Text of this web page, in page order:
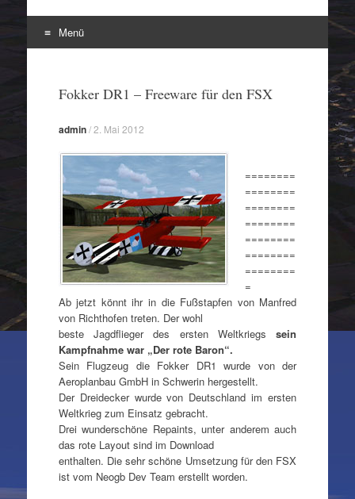
Menü
springenFokker DR1 – Freeware für den FSX
admin/2. Mai 2012
========
========
========
========
========
========
========
=
Ab jetzt könnt ihr in die Fußstapfen von Manfred
von Richthofen treten. Der wohl
beste Jagdflieger des ersten Weltkriegs sein
Kampfnahme war „Der rote Baron“.
Sein Flugzeug die Fokker DR1 wurde von der
Aeroplanbau GmbH in Schwerin hergestellt.
Der Dreidecker wurde von Deutschland im ersten
Weltkrieg zum Einsatz gebracht.
Drei wunderschöne Repaints, unter anderem auch
das rote Layout sind im Download
enthalten. Die sehr schöne Umsetzung für den FSX
ist vom Neogb Dev Team erstellt worden.